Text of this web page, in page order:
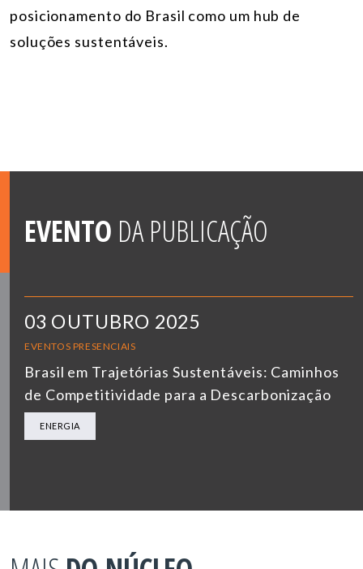
posicionamento do Brasil como um hub de
soluções sustentáveis.
EVENTO DA PUBLICAÇÃO
03 OUTUBRO 2025
EVENTOS PRESENCIAIS
Brasil em Trajetórias Sustentáveis: Caminhos
de Competitividade para a Descarbonização
ENERGIA